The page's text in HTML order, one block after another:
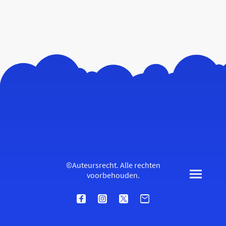
©Auteursrecht. Alle rechten
voorbehouden.